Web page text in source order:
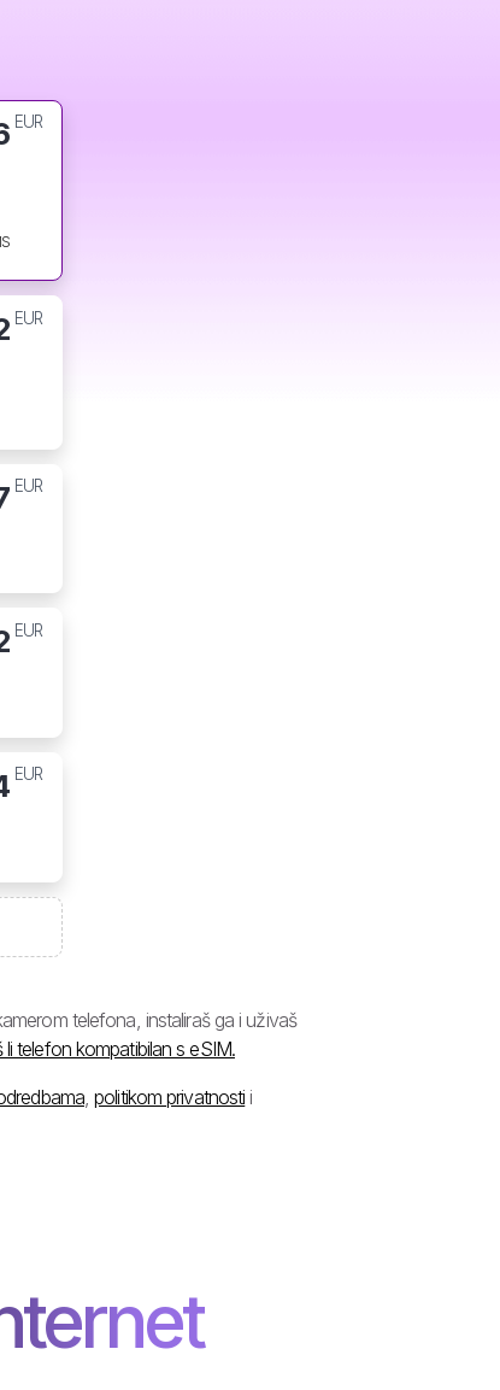
EUR
EUR
EUR
EUR
EUR
telefona, instaliraš ga i uživaš
telefon kompatibilan s eSIM.
,politikom privatnosti i